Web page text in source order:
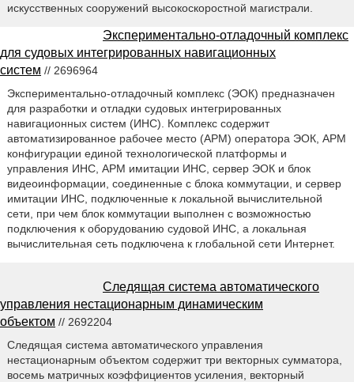
искусственных сооружений высокоскоростной магистрали.
Экспериментально-отладочный комплекс
для судовых интегрированных навигационных
систем // 2696964
Экспериментально-отладочный комплекс (ЭОК) предназначен
для разработки и отладки судовых интегрированных
навигационных систем (ИНС). Комплекс содержит
автоматизированное рабочее место (АРМ) оператора ЭОК, АРМ
конфигурации единой технологической платформы и
управления ИНС, АРМ имитации ИНС, сервер ЭОК и блок
видеоинформации, соединенные с блока коммутации, и сервер
имитации ИНС, подключенные к локальной вычислительной
сети, при чем блок коммутации выполнен с возможностью
подключения к оборудованию судовой ИНС, а локальная
вычислительная сеть подключена к глобальной сети Интернет.
Следящая система автоматического
управления нестационарным динамическим
объектом // 2692204
Следящая система автоматического управления
нестационарным объектом содержит три векторных сумматора,
восемь матричных коэффициентов усиления, векторный